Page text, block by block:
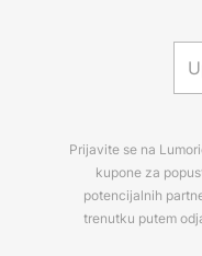
Prijavite se na
kupone za
potencijalnih
trenutku putem